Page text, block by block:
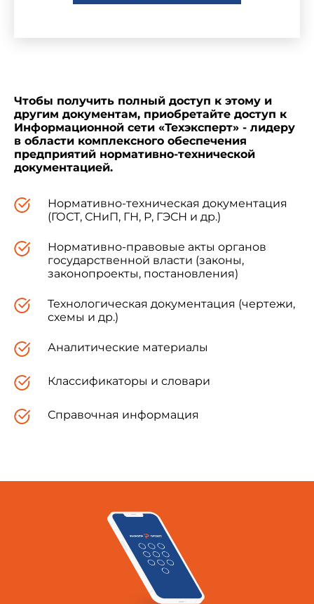
Чтобы получить полный доступ к этому и
другим документам, приобретайте доступ к
Информационной сети «Техэксперт» - лидеру
в области комплексного обеспечения
предприятий нормативно-технической
документацией.
Нормативно-техническая документация
(ГОСТ, СНиП, ГН, Р, ГЭСН и др.)
Нормативно-правовые акты органов
государственной власти (законы,
законопроекты, постановления)
Технологическая документация (чертежи,
схемы и др.)
Аналитические материалы
Классификаторы и словари
Справочная информация